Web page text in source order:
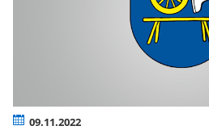
09.11.2022